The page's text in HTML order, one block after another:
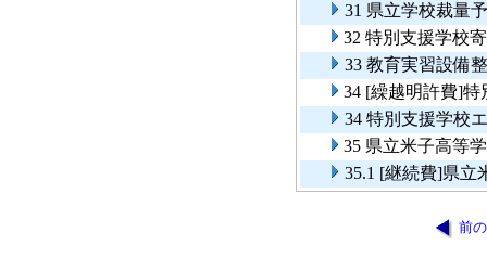
31 県立学校裁量
32 特別支援学校
33 教育実習設備
34 [繰越明許費]
34 特別支援学校
35 県立米子高等
35.1 [継続費]県立
前